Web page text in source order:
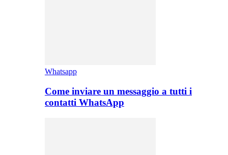
Whatsapp
Come inviare un messaggio a tutti i
contatti WhatsApp